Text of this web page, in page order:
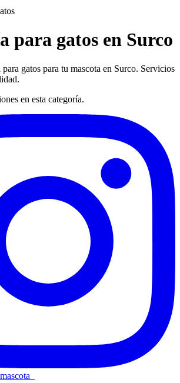
para gatos en Surco
gatos para tu mascota en Surco. Servicios
en esta categoría.